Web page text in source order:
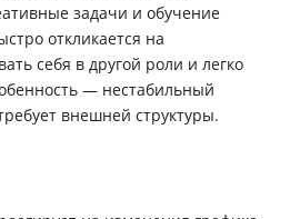
задачи и обучение
откликается на
себя в другой роли и легко
— нестабильный
внешней структуры.